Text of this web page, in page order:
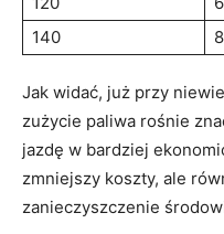
140
Jak widać, już przy
zużycie paliwa rośnie
jazdę w bardziej
zmniejszy koszty, ale
zanieczyszczenie